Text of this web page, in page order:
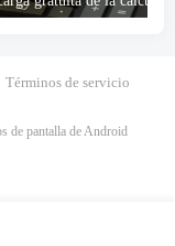
Términos de servicio
de pantalla de Android